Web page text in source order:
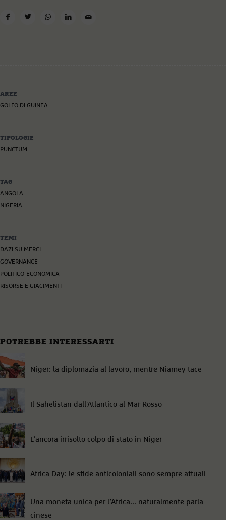
AREE
GOLFO DI GUINEA
TIPOLOGIE
PUNCTUM
TAG
ANGOLA
NIGERIA
TEMI
DAZI SU MERCI
GOVERNANCE
POLITICO-ECONOMICA
RISORSE E GIACIMENTI
POTREBBE INTERESSARTI
Niger: la diplomazia al lavoro, mentre Niamey tace
Il Sahelistan dall'Atlantico al Mar Rosso
L’ancora irrisolto colpo di stato in Niger
Africa Day: le sfide anticoloniali sono sempre attuali
Una moneta unica per l’Africa... naturalmente parla
cinese